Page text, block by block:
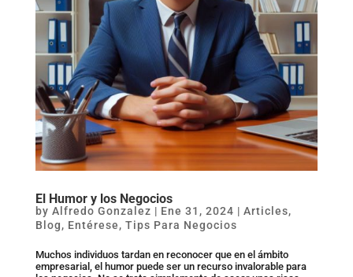
El Humor y los Negocios
by Alfredo Gonzalez | Ene 31, 2024 | Articles,
Blog, Entérese, Tips Para Negocios
Muchos individuos tardan en reconocer que en el ámbito
empresarial, el humor puede ser un recurso invalorable para